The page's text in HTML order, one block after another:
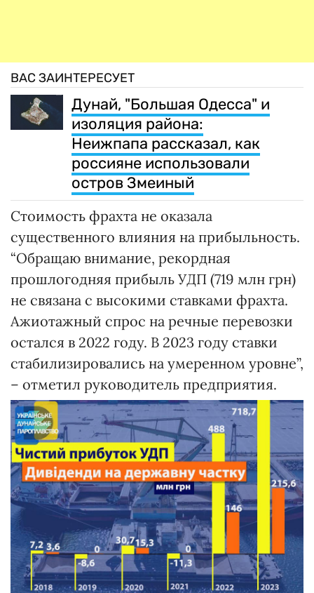
ВАС ЗАИНТЕРЕСУЕТ
Дунай, "Большая Одесса" и
изоляция района:
Неижпапа рассказал, как
россияне использовали
остров Змеиный
Стоимость фрахта не оказала
существенного влияния на прибыльность.
“Обращаю внимание, рекордная
прошлогодняя прибыль УДП (719 млн грн)
не связана с высокими ставками фрахта.
Ажиотажный спрос на речные перевозки
остался в 2022 году. В 2023 году ставки
стабилизировались на умеренном уровне”,
– отметил руководитель предприятия.